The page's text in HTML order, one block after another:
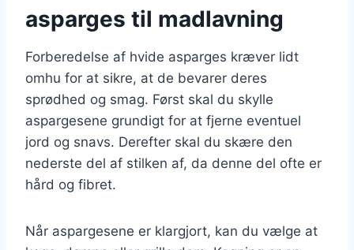
asparges til madlavning
Forberedelse af hvide asparges kræver lidt
omhu for at sikre, at de bevarer deres
sprødhed og smag. Først skal du skylle
aspargesene grundigt for at fjerne eventuel
jord og snavs. Derefter skal du skære den
nederste del af stilken af, da denne del ofte er
hård og fibret.
Når aspargesene er klargjort, kan du vælge at